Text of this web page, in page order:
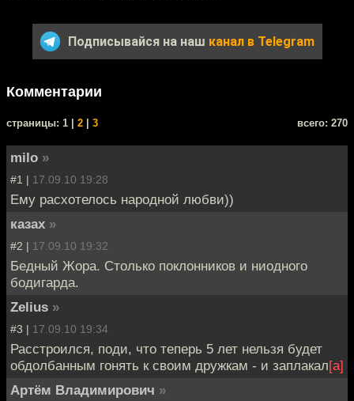
Подписывайся на наш канал в Telegram
Комментарии
cтраницы: 1 | 2 3 всего: 270
milo »
#1 | 17.09.10 19:28
Ему расхотелось народной любви))
казах »
#2 | 17.09.10 19:32
Бедный Жора. Столько поклонников и ниодного
бодигарда.
Zelius »
#3 | 17.09.10 19:34
Расстроился, поди, что теперь 5 лет нельзя будет
обдолбанным гонять к своим дружкам - и заплакал[а]
Артём Владимирович »